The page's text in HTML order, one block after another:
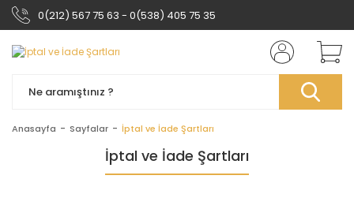
0(212) 567 75 63 - 0(538) 405 75 35
Anasayfa Sayfalar İptal ve İade Şartları
İptal ve İade Şartları